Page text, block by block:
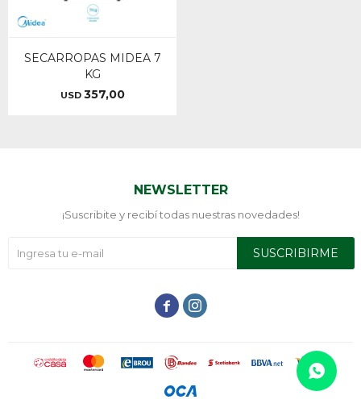
SECARROPAS MIDEA 7
KG
USD 357,00
NEWSLETTER
¡Suscribite y recibí todas nuestras novedades!
SUSCRIBIRME
 